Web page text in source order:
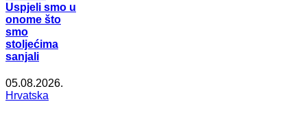
Uspjeli smo u
onome što
smo
stoljećima
sanjali
05.08.2026.
Hrvatska